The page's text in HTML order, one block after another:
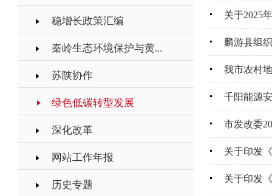
稳增长政策汇编
秦岭生态环境保护与黄...
苏陕协作
绿色低碳转型发展
深化改革
网站工作年报
历史专题
关于2025
麟游县组
我市农村
千阳能源
市发改委
关于印发
关于印发